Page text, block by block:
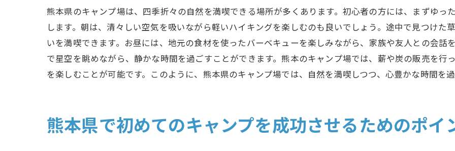
季節限定のアクティビティを楽しむ
風景を満喫できるキャンプ場選び
初めてのキャンプでも安心熊本県のキャンプ場
初心者向けキャンプ場の設備紹介
初めてのキャンプでのおすすめアクティビティ
熊本県のキャンプ場は、四季折々の自然を満喫できる場所が多くあります。初心者の方には、まずゆっ
します。朝は、清々しい空気を吸いながら軽いハイキングを楽しむのも良いでしょう。途中で見つけた
いを満喫できます。お昼には、地元の食材を使ったバーベキューを楽しみながら、家族や友人との会話
で星空を眺めながら、静かな時間を過ごすことができます。熊本のキャンプ場では、薪や炭の販売を行
を楽しむことが可能です。このように、熊本県のキャンプ場では、自然を満喫しつつ、心豊かな時間を
熊本県で初めてのキャンプを成功させるためのポイ